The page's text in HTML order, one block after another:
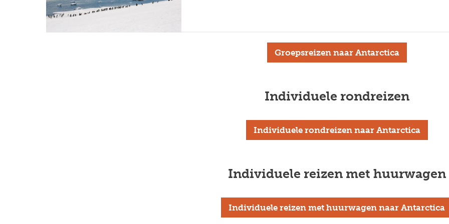
Groepsreizen naar Antarctica
Individuele rondreizen
Individuele rondreizen naar Antarctica
Individuele reizen met huurwagen
Individuele reizen met huurwagen naar Antarctica